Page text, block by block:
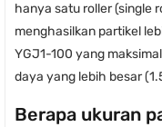
hanya satu roller (single
menghasilkan partikel
YGJ1-100 yang
daya yang lebih besar
Berapa ukuran